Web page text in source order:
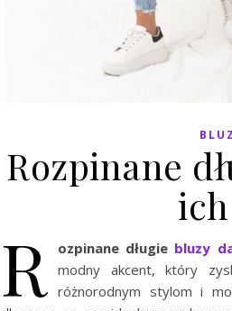
Rozpinane
R ozpinane długie bluzy
modny akcent, który
różnorodnym stylom i